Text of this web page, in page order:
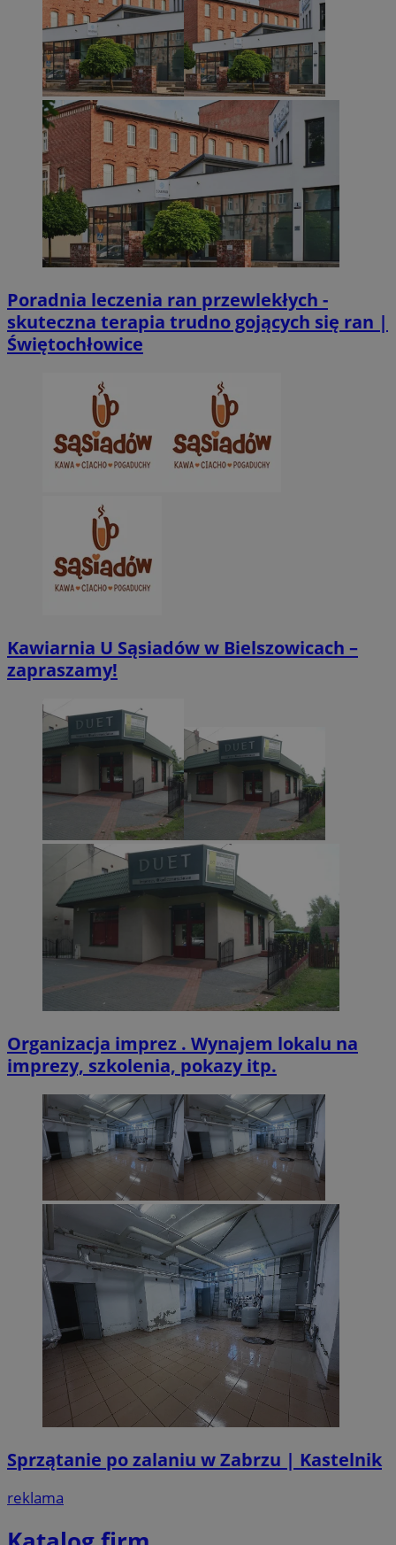
Poradnia leczenia ran przewlekłych -
skuteczna terapia trudno gojących się ran |
Świętochłowice
Kawiarnia U Sąsiadów w Bielszowicach –
zapraszamy!
Organizacja imprez . Wynajem lokalu na
imprezy, szkolenia, pokazy itp.
Sprzątanie po zalaniu w Zabrzu | Kastelnik
reklama